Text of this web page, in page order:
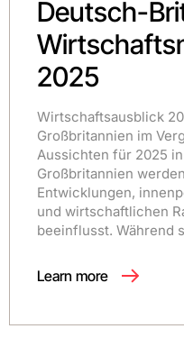
Deutsch-
2025
Wirtschaftsausblick
Großbritannien im
Aussichten für 2025
Großbritannien
Entwicklungen,
und wirtschaftlichen
beeinflusst. Während
Learn more